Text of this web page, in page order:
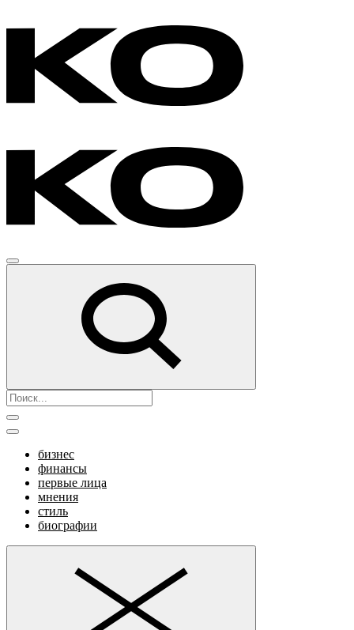
бизнес
финансы
первые лица
мнения
стиль
биографии